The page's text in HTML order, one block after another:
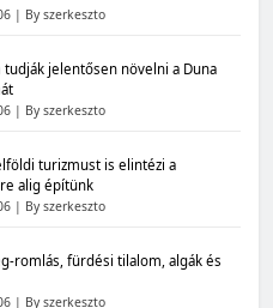
By szerkeszto
jelentősen növelni a Duna
By szerkeszto
turizmust is elintézi a
alig építünk
By szerkeszto
romlás, fürdési tilalom, algák és
By szerkeszto